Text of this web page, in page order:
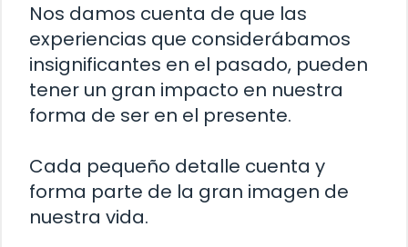
Nos damos cuenta de que las
experiencias que considerábamos
insignificantes en el pasado, pueden
tener un gran impacto en nuestra
forma de ser en el presente.
Cada pequeño detalle cuenta y
forma parte de la gran imagen de
nuestra vida.